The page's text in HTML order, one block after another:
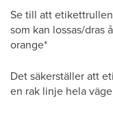
Se till att
som kan lossas/dras
orange*
Det säkerställer att
en rak linje hela